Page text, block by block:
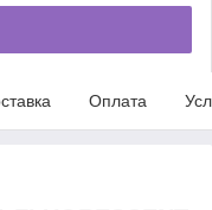
Оплата